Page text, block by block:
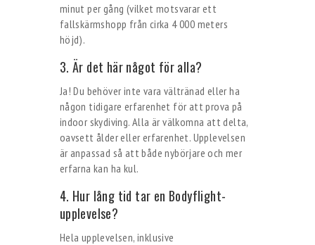
minut per gång (vilket motsvarar ett
fallskärmshopp från cirka 4 000 meters
höjd).
3. Är det här något för alla?
Ja! Du behöver inte vara vältränad eller ha
någon tidigare erfarenhet för att prova på
indoor skydiving. Alla är välkomna att delta,
oavsett ålder eller erfarenhet. Upplevelsen
är anpassad så att både nybörjare och mer
erfarna kan ha kul.
4. Hur lång tid tar en Bodyflight-
upplevelse?
Hela upplevelsen, inklusive